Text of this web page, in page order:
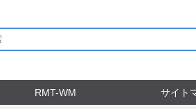
RMT-WM サイト